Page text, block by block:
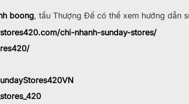
boong, tẩu Thượng Đế có thể xem hướng dẫn
chi-nhanh-sunday-stores/
0VN